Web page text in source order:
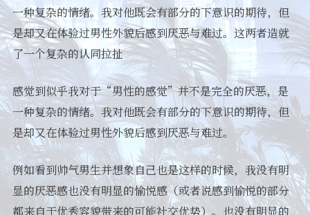
一种复杂的情绪。我对他既会有部分的下意识的期待，但
是却又在体验过男性外貌后感到厌恶与难过。这两者造就
了一个复杂的认同拉扯
感觉到似乎我对于“男性的感觉”并不是完全的厌恶，是
一种复杂的情绪。我对他既会有部分的下意识的期待，但
是却又在体验过男性外貌后感到厌恶与难过。
例如看到帅气男生并想象自己也是这样的时候，我没有明
显的厌恶感也没有明显的愉悦感（或者说感到愉悦的部分
都来自于优秀容貌带来的可能社交优势）。也没有明显的